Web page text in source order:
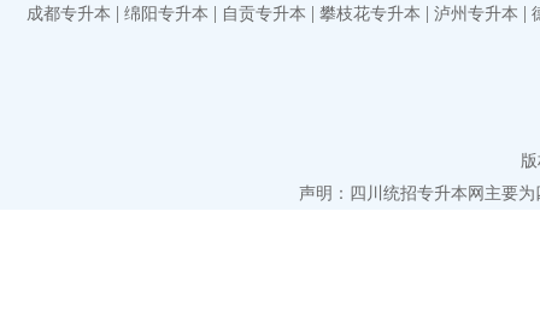
成都专升本 | 绵阳专升本 | 自贡专升本 | 攀枝花专升本 | 泸州专升本 |
声明：四川统招专升本网主要